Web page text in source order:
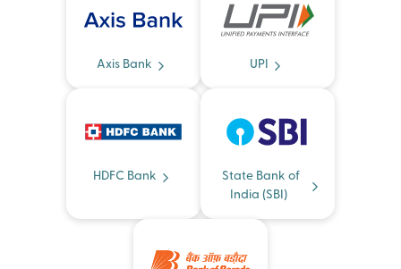
Axis Bank UPI
HDFC Bank
State Bank of
India (SBI)